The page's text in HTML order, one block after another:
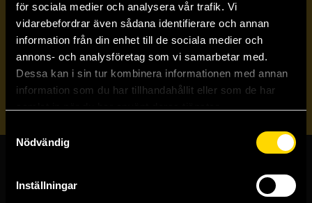
för sociala medier och analysera vår trafik. Vi
vidarebefordrar även sådana identifierare och annan
information från din enhet till de sociala medier och
annons- och analysföretag som vi samarbetar med.
Dessa kan i sin tur kombinera informationen med annan
information som du har tillhandahållit eller som de har
Nödvändig
Inställningar
Prenumerera på vårt nyhetsbrev
Veckobrevet
Skicka
Butiker & kundtjänst